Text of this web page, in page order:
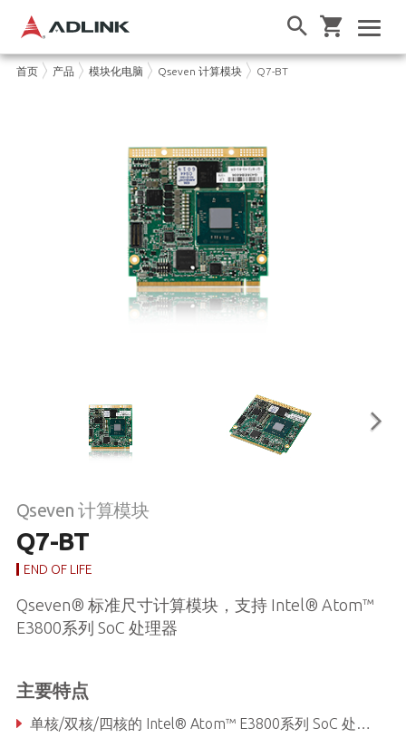
首页 产品 模块化电脑 Qseven 计算模块 Q7-BT
Qseven 计算模块
Q7-BT
END OF LIFE
Qseven® 标准尺寸计算模块，支持 Intel® Atom™
E3800系列 SoC 处理器
主要特点
单核/双核/四核的 Intel® Atom™ E3800系列 SoC 处理器